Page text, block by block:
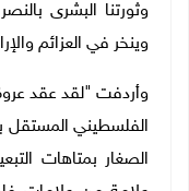
وثورتنا البشرى
وينخر في العزائم
وأردفت "لقد عقد عروة
الفلسطيني المستقل
الصغار بمتاهات